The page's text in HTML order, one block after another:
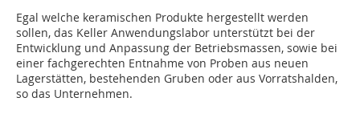
Egal welche keramischen Produkte hergestellt werden
sollen, das Keller Anwendungslabor unterstützt bei der
Entwicklung und Anpassung der Betriebsmassen, sowie bei
einer fachgerechten Entnahme von Proben aus neuen
Lagerstätten, bestehenden Gruben oder aus Vorratshalden,
so das Unternehmen.